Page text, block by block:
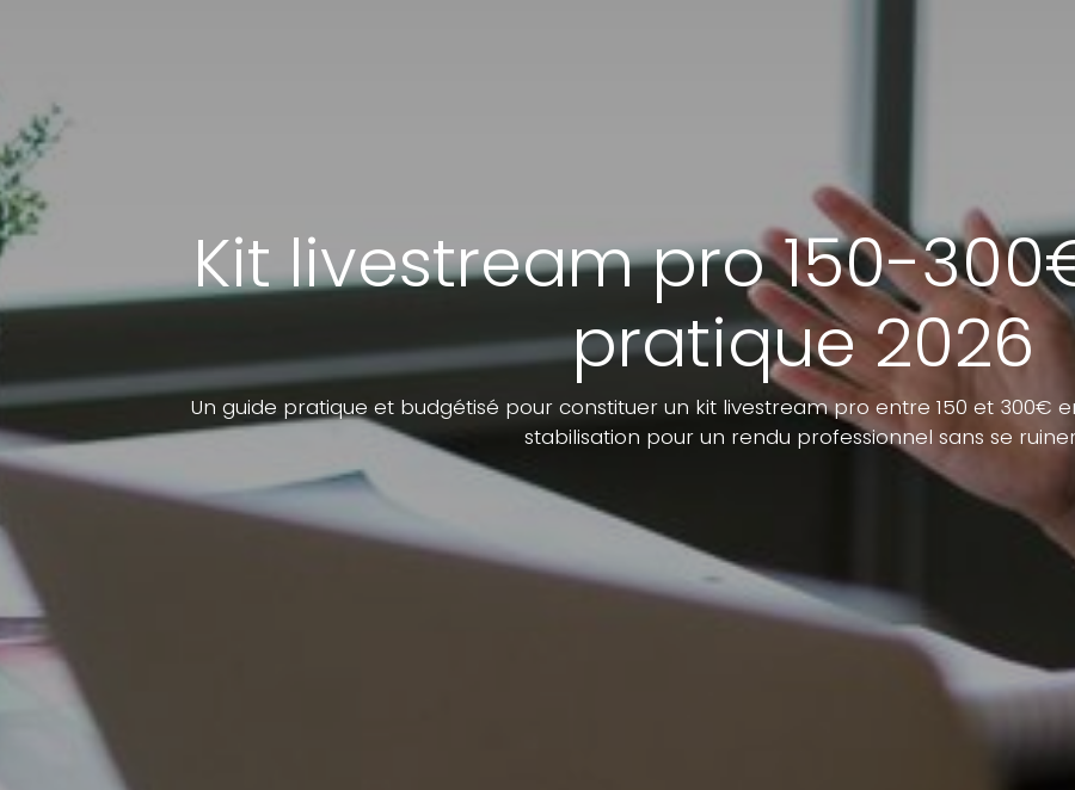
Kit livestream pro 150-
pratique 2026
Un guide pratique et budgétisé pour constituer un kit livestream pro entre 150 et 300€
stabilisation pour un rendu professionnel sans se